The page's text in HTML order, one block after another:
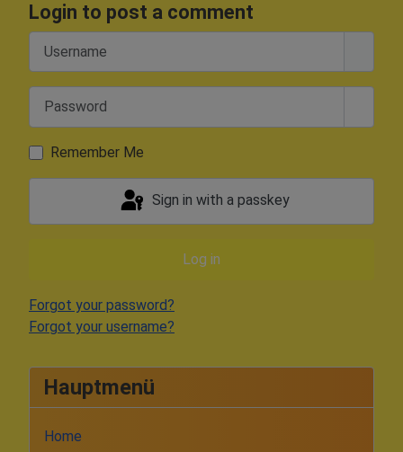
Login to post a comment
Remember Me
Sign in with a passkey
Log in
Forgot your password?
Forgot your username?
Hauptmenü
Home